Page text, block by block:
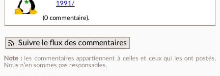
1991/
(0 commentaire).
Suivre le flux des commentaires
Note :les commentaires appartiennent à celles et ceux qui les ont postés.
Nous n’en sommes pas responsables.